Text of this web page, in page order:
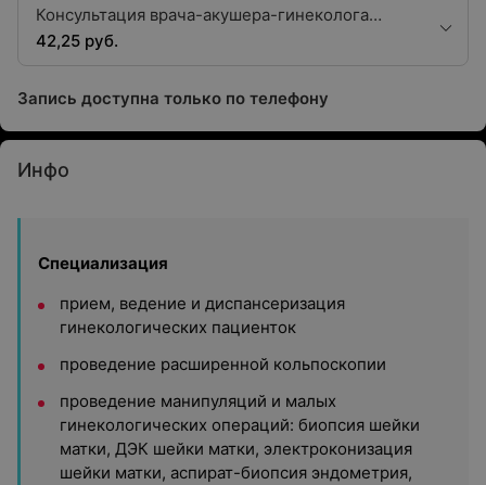
Консультация врача-акушера-гинеколога
второй квалификационной категории
42,25 руб.
Запись доступна только по телефону
Инфо
Специализация
прием, ведение и диспансеризация
гинекологических пациенток
проведение расширенной кольпоскопии
проведение манипуляций и малых
гинекологических операций: биопсия шейки
матки, ДЭК шейки матки, электроконизация
шейки матки, аспират-биопсия эндометрия,